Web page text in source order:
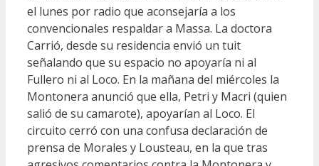
el lunes por radio que aconsejaría a los
convencionales respaldar a Massa. La doctora
Carrió, desde su residencia envió un tuit
señalando que su espacio no apoyaría ni al
Fullero ni al Loco. En la mañana del miércoles la
Montonera anunció que ella, Petri y Macri (quien
salió de su camarote), apoyarían al Loco. El
circuito cerró con una confusa declaración de
prensa de Morales y Lousteau, en la que tras